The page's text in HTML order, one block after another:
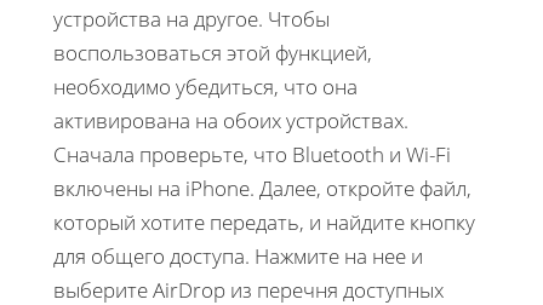
устройства на другое. Чтобы
воспользоваться этой функцией,
необходимо убедиться, что она
активирована на обоих устройствах.
Сначала проверьте, что Bluetooth и Wi-Fi
включены на iPhone. Далее, откройте файл,
который хотите передать, и найдите кнопку
для общего доступа. Нажмите на нее и
выберите AirDrop из перечня доступных